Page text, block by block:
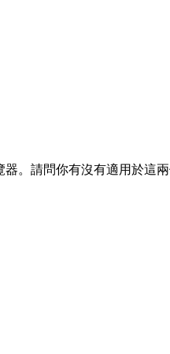
。請問你有沒有適用於這